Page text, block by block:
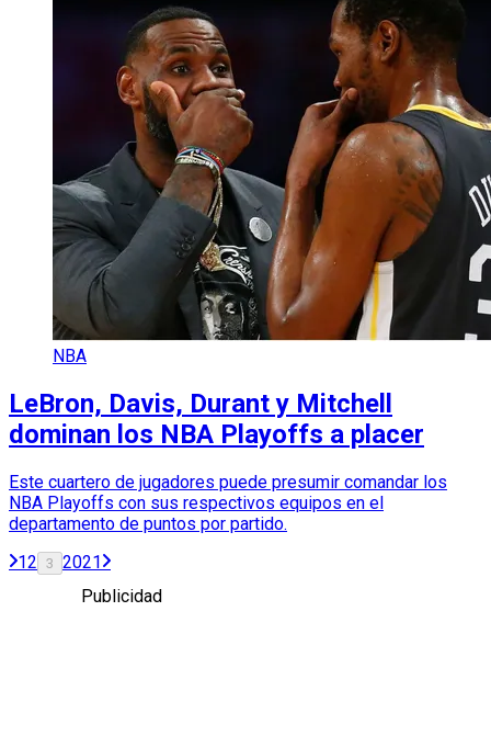
NBA
LeBron, Davis, Durant y Mitchell
dominan los NBA Playoffs a placer
Este cuartero de jugadores puede presumir comandar los
NBA Playoffs con sus respectivos equipos en el
departamento de puntos por partido.
12 3 2021
Publicidad